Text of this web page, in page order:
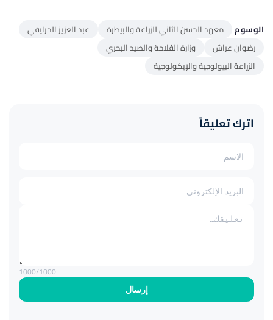
الوسوم معهد الحسن الثاني للزراعة والبيطرة
عبد العزيز الحرايقي
رضوان عراش
وزارة الفلاحة والصيد البحري
الزراعة البيولوجية والإيكولوجية
اترك تعليقاً
إرسال
1000/1000